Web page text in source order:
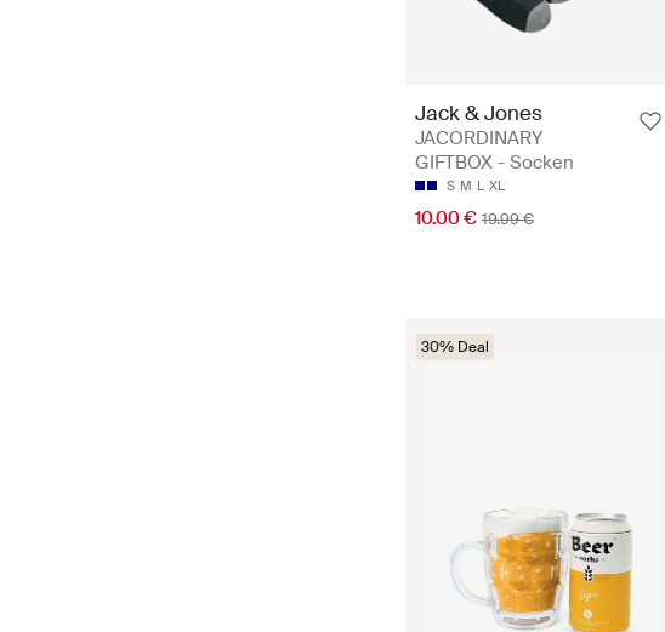
Jack & Jones
JACORDINARY
GIFTBOX - Socken
S M L XL
10.00 € 19.99 €
30% Deal